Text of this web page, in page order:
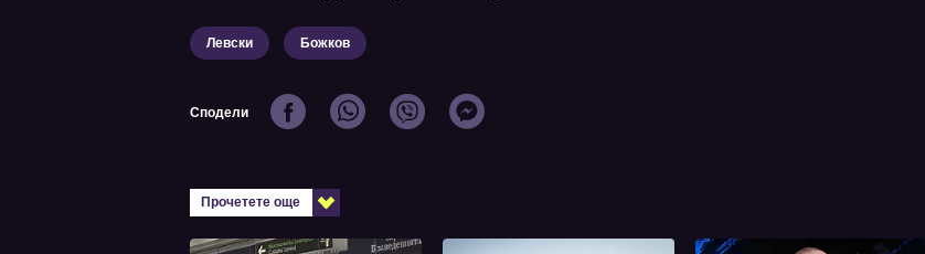
Левски Божков
Сподели
Прочетете още